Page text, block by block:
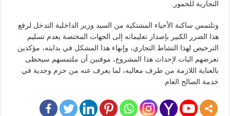
التجارية للخمور.
وتلتمس ساكنة الأحياء المشتكية من السيد وزير الداخلية التدخل لرفع
هذا الضرر الكبير بإصدار تعليماته إلى الجهات المختصة بعدم تسليم
الترخيص لهذا النشاط التجاري، وإنهاء هذا المشكل في بدايته، مؤكدين
تعرضهم البات لإحداث هذا المشروع، موقنين أن ملتمسهم سيحظى
بالعناية اللازمة من طرف معاليه، لما يعرف عنه من حزم وجدية في
خدمة الصالح العام